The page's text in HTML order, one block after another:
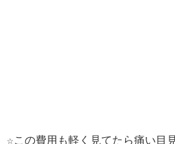
☆この費用も軽く見てたら痛い目